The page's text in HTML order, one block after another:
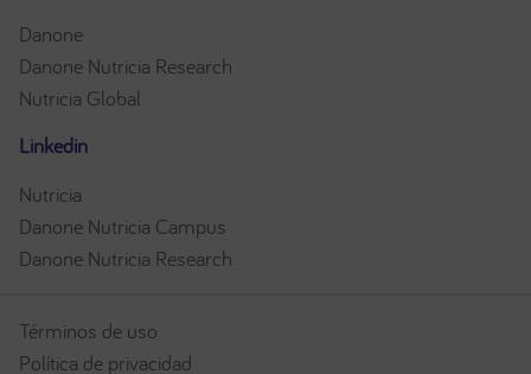
Danone
Danone Nutricia Research
Nutricia Global
Linkedin
Nutricia
Danone Nutricia Campus
Danone Nutricia Research
Términos de uso
Política de privacidad